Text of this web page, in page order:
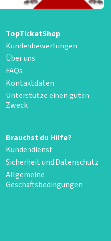
TopTicketShop
Kundenbewertungen
Über uns
FAQs
Kontaktdaten
Unterstütze einen guten
Zweck
Brauchst du Hilfe?
Kundendienst
Sicherheit und Datenschutz
Allgemeine
Geschäftsbedingungen